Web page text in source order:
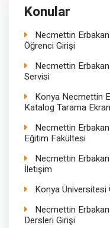
Konular
Necmettin
Öğrenci Girişi
Necmettin
Servisi
Konya Necmettin
Katalog Tarama
Necmettin
Eğitim Fakültesi
Necmettin
İletişim
Konya Üniversitesi
Necmettin
Dersleri Girişi